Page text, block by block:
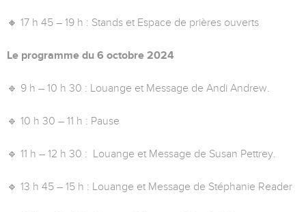
🔸 17 h 45 – 19 h : Stands et Espace de prières ouverts
Le programme du 6 octobre 2024
🔹 9 h – 10 h 30 : Louange et Message de Andi Andrew.
🔹 10 h 30 – 11 h : Pause
🔹 11 h – 12 h 30 : Louange et Message de Susan Pettrey.
🔹 13 h 45 – 15 h : Louange et Message de Stéphanie Reader